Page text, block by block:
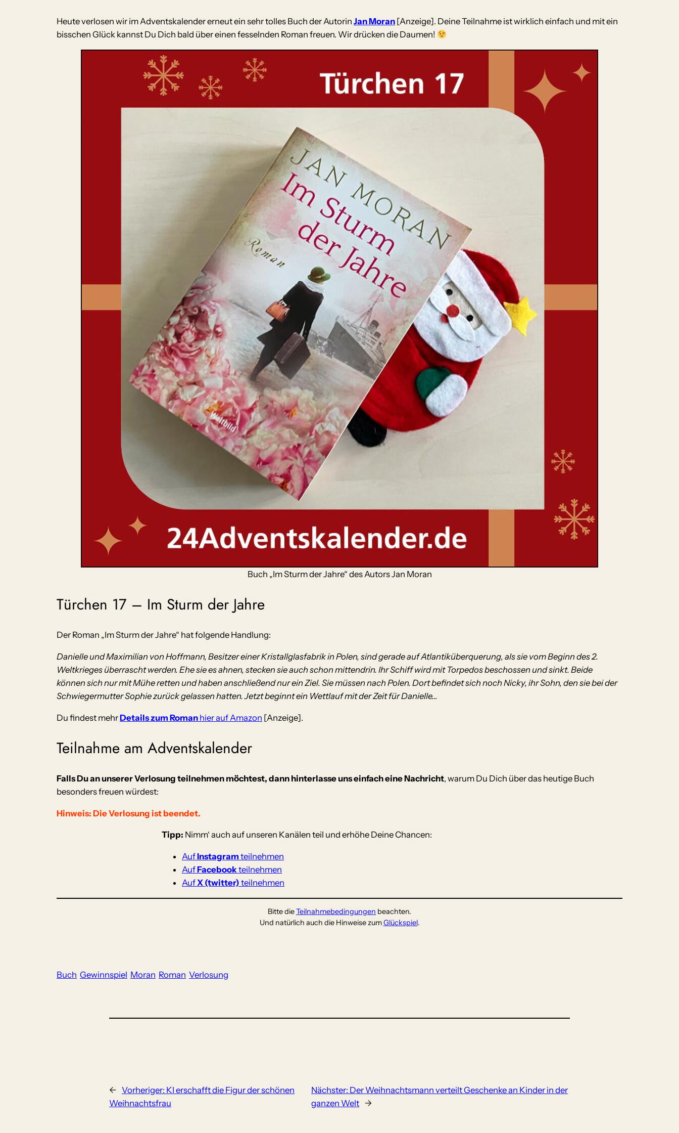
Heute verlosen wir im Adventskalender erneut ein sehr tolles Buch der Autorin Jan Moran [Anzeige]. Deine Teilnahme ist wirklich einfach und mit ein
bisschen Glück kannst Du Dich bald über einen fesselnden Roman freuen. Wir drücken die Daumen!
Buch „Im Sturm der Jahre“ des Autors Jan Moran
Türchen 17 – Im Sturm der Jahre
Der Roman „Im Sturm der Jahre“ hat folgende Handlung:
Danielle und Maximilian von Hoffmann, Besitzer einer Kristallglasfabrik in Polen, sind gerade auf Atlantiküberquerung, als sie vom Beginn des 2.
Weltkrieges überrascht werden. Ehe sie es ahnen, stecken sie auch schon mittendrin. Ihr Schiff wird mit Torpedos beschossen und sinkt. Beide
können sich nur mit Mühe retten und haben anschließend nur ein Ziel. Sie müssen nach Polen. Dort befindet sich noch Nicky, ihr Sohn, den sie bei der
Schwiegermutter Sophie zurück gelassen hatten. Jetzt beginnt ein Wettlauf mit der Zeit für Danielle…
Du findest mehrDetails zum Roman hier auf Amazon [Anzeige].
Teilnahme am Adventskalender
Falls Du an unserer Verlosung teilnehmen möchtest, dann hinterlasse uns einfach eine Nachricht, warum Du Dich über das heutige Buch
besonders freuen würdest:
Hinweis: Die Verlosung ist beendet.
Tipp: Nimm‘ auch auf unseren Kanälen teil und erhöhe Deine Chancen:
AufInstagram teilnehmen
AufFacebookteilnehmen
AufX (twitter) teilnehmen
Bitte dieTeilnahmebedingungen beachten.
Und natürlich auch die Hinweise zumGlückspiel.
Buch Gewinnspiel Moran Roman Verlosung
← Vorheriger: KI erschafft die Figur der schönen
Weihnachtsfrau
Nächster: Der Weihnachtsmann verteilt Geschenke an Kinder in der
ganzen Welt →